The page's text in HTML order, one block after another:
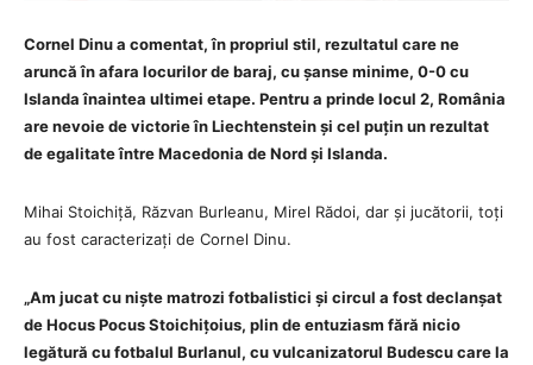
Cornel Dinu a comentat, în propriul stil, rezultatul care ne
aruncă în afara locurilor de baraj, cu șanse minime, 0-0 cu
Islanda înaintea ultimei etape. Pentru a prinde locul 2, România
are nevoie de victorie în Liechtenstein și cel puțin un rezultat
de egalitate între Macedonia de Nord și Islanda.
Mihai Stoichiță, Răzvan Burleanu, Mirel Rădoi, dar și jucătorii, toți
au fost caracterizați de Cornel Dinu.
„Am jucat cu niște matrozi fotbalistici și circul a fost declanșat
de Hocus Pocus Stoichițoius, plin de entuziasm fără nicio
legătură cu fotbalul Burlanul, cu vulcanizatorul Budescu care la